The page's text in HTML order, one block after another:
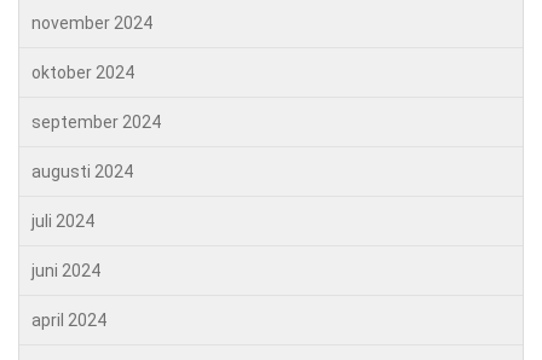
november 2024
oktober 2024
september 2024
augusti 2024
juli 2024
juni 2024
april 2024